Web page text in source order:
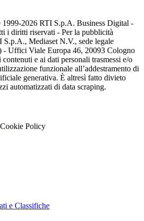
2026 RTI S.p.A. Business Digital -
i diritti riservati - Per la pubblicità
Mediaset N.V., sede legale
- Uffici Viale Europa 46, 20093 Cologno
contenuti e ai dati personali trasmessi e/o
funzionale all’addestramento di
generativa. È altresì fatto divieto
automatizzati di data scraping.
Cookie Policy
e Classifiche